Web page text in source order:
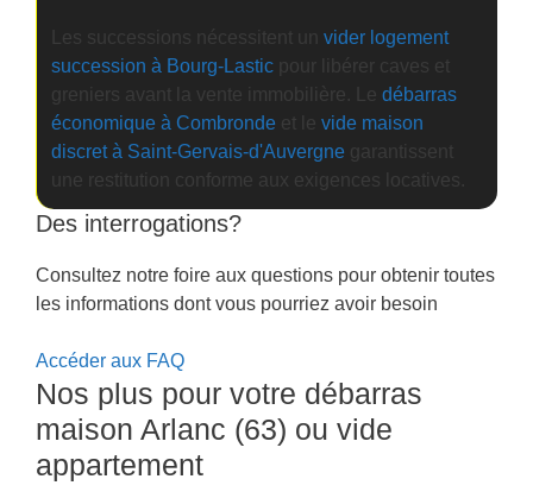
Les successions nécessitent un vider logement
succession à Bourg-Lasticpour libérer caves et
greniers avant la vente immobilière. Le débarras
économique à Combrondeet le vide maison
discret à Saint-Gervais-d'Auvergnegarantissent
une restitution conforme aux exigences locatives.
Des interrogations?
Consultez notre foire aux questions pour obtenir toutes
les informations dont vous pourriez avoir besoin
Accéder aux FAQ
Nos plus pour votre débarras
maison Arlanc (63) ou vide
appartement